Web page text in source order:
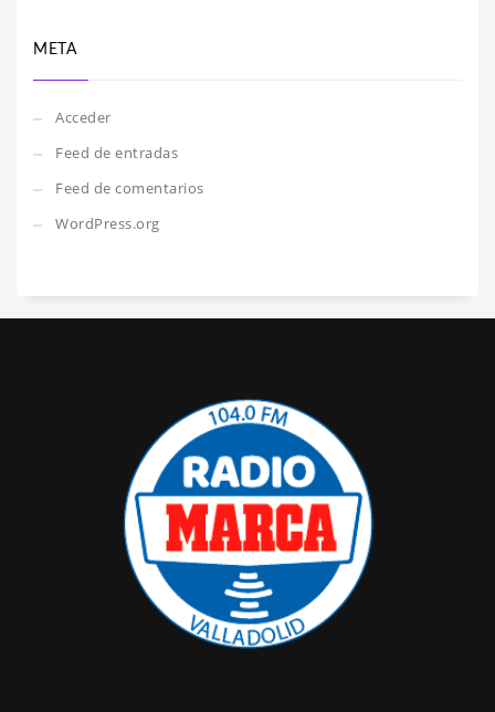
META
Acceder
Feed de entradas
Feed de comentarios
WordPress.org